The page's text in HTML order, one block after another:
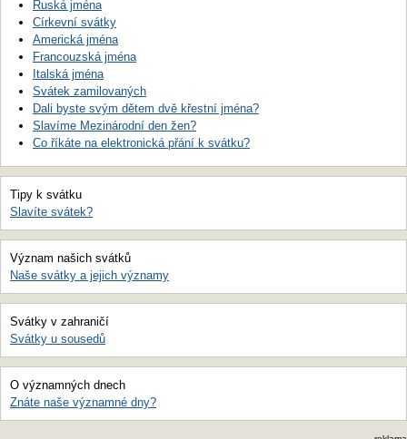
Ruská jména
Církevní svátky
Americká jména
Francouzská jména
Italská jména
Svátek zamilovaných
Dali byste svým dětem dvě křestní jména?
Slavíme Mezinárodní den žen?
Co říkáte na elektronická přání k svátku?
Tipy k svátku
Slavíte svátek?
Význam našich svátků
Naše svátky a jejich významy
Svátky v zahraničí
Svátky u sousedů
O významných dnech
Znáte naše významné dny?